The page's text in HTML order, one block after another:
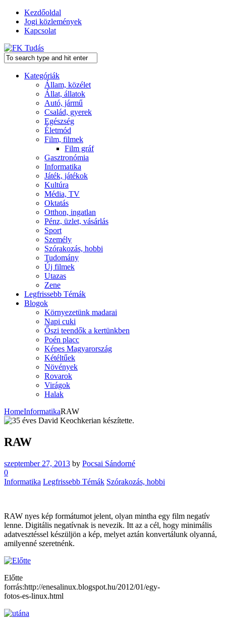
Kezdőoldal
Jogi közlemények
Kapcsolat
Kategóriák
Állam, közélet
Állat, állatok
Autó, jármű
Család, gyerek
Egészség
Életmód
Film, filmek
Film gráf
Gasztronómia
Informatika
Játék, játékok
Kultúra
Média, TV
Oktatás
Otthon, ingatlan
Pénz, üzlet, vásárlás
Sport
Személy
Szórakozás, hobbi
Tudomány
Új filmek
Utazas
Zene
Legfrissebb Témák
Blogok
Környezetünk madarai
Napi cuki
Őszi teendők a kertünkben
Poén placc
Képes Magyarország
Kétéltűek
Növények
Rovarok
Virágok
Halak
HomeInformatikaRAW
RAW
szeptember 27, 2013 by Pocsai Sándorné
0
Informatika Legfrissebb Témák Szórakozás, hobbi
RAW nyes kép formátumot jelent, olyan mintha egy film negatív
lenne. Digitális negatívnak is nevezik. Itt az a cél, hogy minimális
adatvesztéssel készüljön a kép, melyet aztán konvertálunk olyanná,
amilyenné szeretnénk.
Előtte
forrás:http://enesalinux.blogspot.hu/2012/01/egy-
fotos-es-linux.html